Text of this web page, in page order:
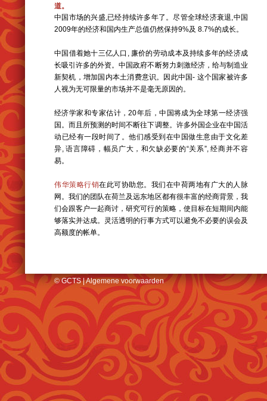
道。
中国市场的兴盛,已经持续许多年了。尽管全球经济衰退,中国
2009年的经济和国内生产总值仍然保持9%及 8.7%的成长。
中国借着她十三亿人口, 廉价的劳动成本及持续多年的经济成
长吸引许多的外资。中国政府不断努力刺激经济，给与制造业
新契机，增加国内本土消费意识。因此中国- 这个国家被许多
人视为无可限量的市场并不是毫无原因的。
经济学家和专家估计，20年后，中国将成为全球第一经济强
国。而且所预测的时间不断往下调整。许多外国企业在中国活
动已经有一段时间了。他们感受到在中国做生意由于文化差
异, 语言障碍，幅员广大，和欠缺必要的“关系”, 经商并不容
易。
伟华策略行销在此可协助您。我们在中荷两地有广大的人脉
网。我们的团队在荷兰及远东地区都有很丰富的经商背景，我
们会跟客户一起商讨，研究可行的策略，使目标在短期间内能
够落实并达成。灵活透明的行事方式可以避免不必要的误会及
高额度的帐单。
© GCTS |Algemene voorwaarden